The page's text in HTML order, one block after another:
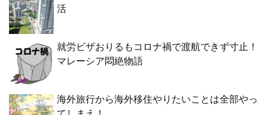
活
就労ビザおりるもコロナ禍で渡航できず寸止！
マレーシア悶絶物語
海外旅行から海外移住やりたいことは全部やっ